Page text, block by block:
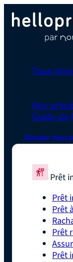
Taux
Nos
Guide de
Simuler mon
Prêt
Prêt
Prêt
Prêt
Prêt